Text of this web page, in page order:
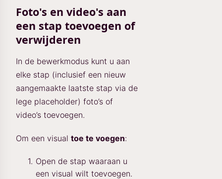
Foto's en video's aan
een stap toevoegen of
verwijderen
In de bewerkmodus kunt u aan
elke stap (inclusief een nieuw
aangemaakte laatste stap via de
lege placeholder) foto’s of
video’s toevoegen.
Om een visual toe te voegen:
Open de stap waaraan u
een visual wilt toevoegen.